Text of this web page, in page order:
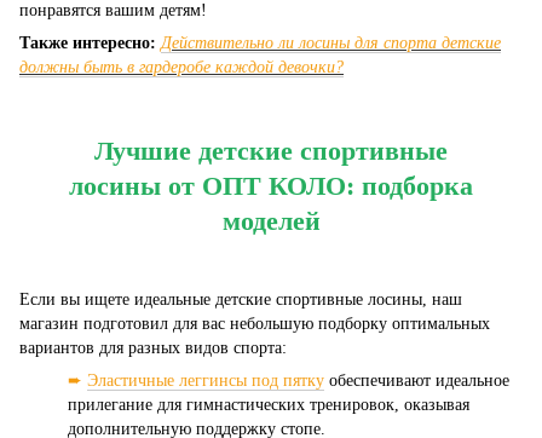
понравятся вашим детям!
Также интересно:Действительно ли лосины для спорта детские
должны быть в гардеробе каждой девочки?
Лучшие детские спортивные
лосины от ОПТ КОЛО: подборка
моделей
Если вы ищете идеальные детские спортивные лосины, наш
магазин подготовил для вас небольшую подборку оптимальных
вариантов для разных видов спорта:
➨ Эластичные леггинсы под пятку обеспечивают идеальное
прилегание для гимнастических тренировок, оказывая
дополнительную поддержку стопе.